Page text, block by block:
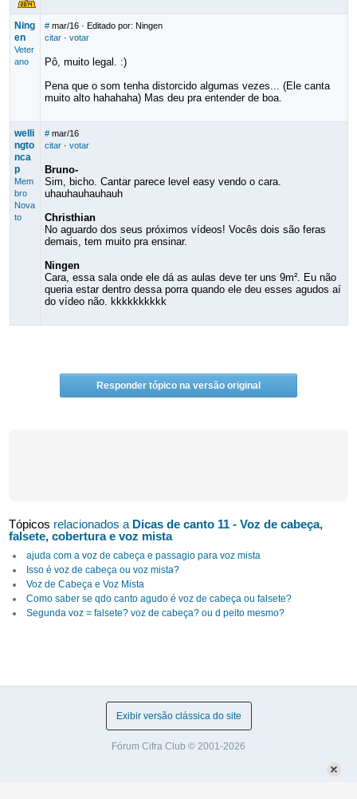
Ning
en
Veter
ano
# mar/16· Editado por: Ningen
citar· votar
Pô, muito legal. :)
Pena que o som tenha distorcido algumas vezes... (Ele canta
muito alto hahahaha) Mas deu pra entender de boa.
welli
ngto
nca
p
Mem
bro
Nova
to
# mar/16
citar· votar
Bruno-
Sim, bicho. Cantar parece level easy vendo o cara.
uhauhauhauhauh
Christhian
No aguardo dos seus próximos vídeos! Vocês dois são feras
demais, tem muito pra ensinar.
Ningen
Cara, essa sala onde ele dá as aulas deve ter uns 9m². Eu não
queria estar dentro dessa porra quando ele deu esses agudos aí
do vídeo não. kkkkkkkkkk
Responder tópico na versão original
Tópicos relacionados a Dicas de canto 11 - Voz de cabeça,
falsete, cobertura e voz mista
ajuda com a voz de cabeça e passagio para voz mista
Isso é voz de cabeça ou voz mista?
Voz de Cabeça e Voz Mista
Como saber se qdo canto agudo é voz de cabeça ou falsete?
Segunda voz = falsete? voz de cabeça? ou d peito mesmo?
Exibir versão clássica do site
Fórum Cifra Club © 2001-2026